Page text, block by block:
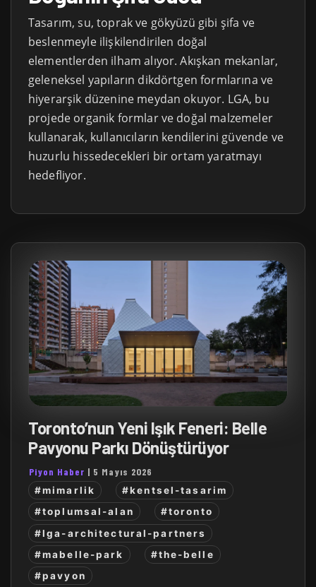
Tasarım, su, toprak ve gökyüzü gibi şifa ve
beslenmeyle ilişkilendirilen doğal
elementlerden ilham alıyor. Akışkan mekanlar,
geleneksel yapıların dikdörtgen formlarına ve
hiyerarşik düzenine meydan okuyor. LGA, bu
projede organik formlar ve doğal malzemeler
kullanarak, kullanıcıların kendilerini güvende ve
huzurlu hissedecekleri bir ortam yaratmayı
hedefliyor.
Toronto’nun Yeni Işık Feneri: Belle
Pavyonu Parkı Dönüştürüyor
Piyon Haber | 5 Mayıs 2026
#mimarlik
#kentsel-tasarim
#toplumsal-alan
#toronto
#lga-architectural-partners
#mabelle-park
#the-belle
#pavyon